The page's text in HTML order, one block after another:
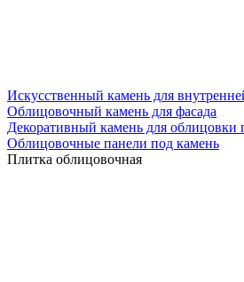
Искусственный камень для
Облицовочный камень для фасада
Декоративный камень для облицовки
Облицовочные панели под камень
Плитка облицовочная